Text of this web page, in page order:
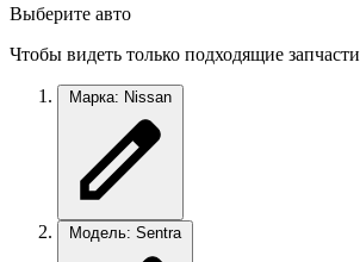
Выберите авто
Чтобы видеть только подходящие запчасти
Марка: Nissan
Модель: Sentra